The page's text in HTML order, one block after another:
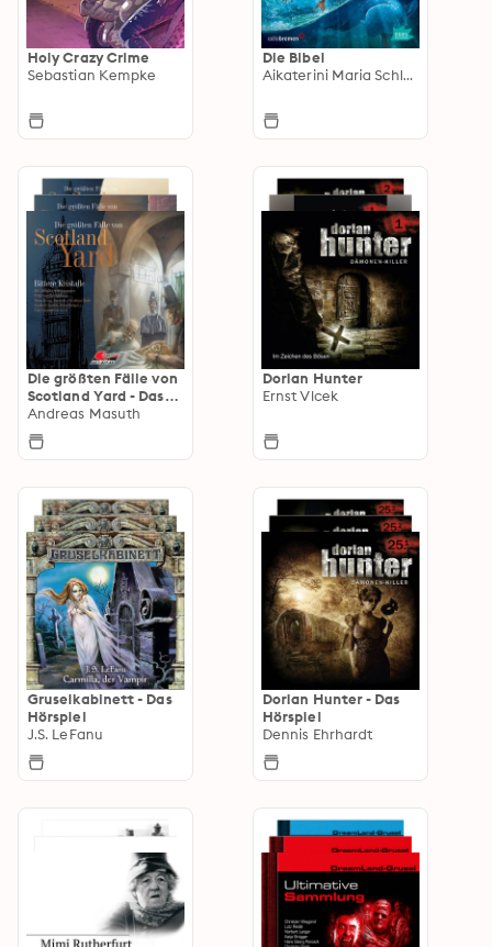
Holy Crazy Crime
Sebastian Kempke
Die Bibel
Aikaterini Maria Schlösser
Die größten Fälle von
Scotland Yard - Das
Hörspiel
Andreas Masuth
Dorian Hunter
Ernst Vlcek
Gruselkabinett - Das
Hörspiel
J.S. LeFanu
Dorian Hunter - Das
Hörspiel
Dennis Ehrhardt